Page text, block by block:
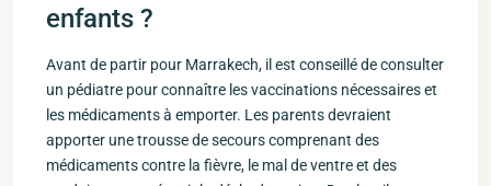
enfants ?
Avant de partir pour Marrakech, il‍ est conseillé de ⁤consulter
un pédiatre pour connaître les⁤ vaccinations nécessaires et
les médicaments‌ à emporter. Les parents devraient
⁣apporter une trousse de secours comprenant des
médicaments⁢ contre la fièvre, ⁣le mal de ventre ‍et des